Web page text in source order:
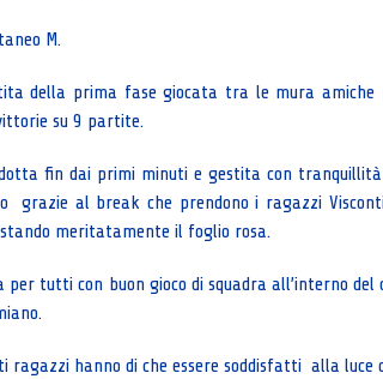
M.
della prima fase giocata tra le mura amiche
su 9 partite.
fin dai primi minuti e gestita con
grazie al break che prendono i ragazzi
meritatamente il foglio rosa.
per tutti con buon gioco di squadra all’interno
ragazzi hanno di che essere soddisfatti alla luce